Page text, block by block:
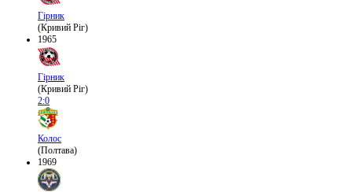
Гірник
(Кривий Ріг)
1965
Гірник
(Кривий Ріг)
2:0
Колос
(Полтава)
1969